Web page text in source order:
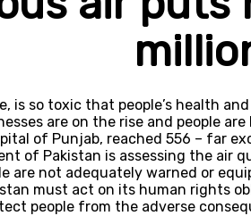
is so toxic that people’s health
are on the rise and people
of Punjab, reached 556 – far
of Pakistan is assessing the air
are not adequately warned or
must act on its human rights
people from the adverse